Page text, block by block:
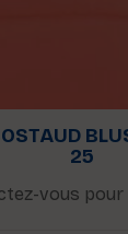
25
vous pour